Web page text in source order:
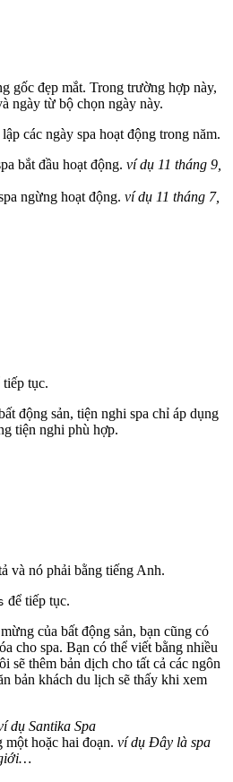
gốc đẹp mắt. Trong trường hợp này,
ngày từ bộ chọn ngày này.
các ngày spa hoạt động trong năm.
bắt đầu hoạt động. ví dụ 11 tháng 9,
ngừng hoạt động. ví dụ 11 tháng 7,
tiếp tục.
động sản, tiện nghi spa chỉ áp dụng
tiện nghi phù hợp.
và nó phải bằng tiếng Anh.
để tiếp tục.
của bất động sản, bạn cũng có
cho spa. Bạn có thể viết bằng nhiều
sẽ thêm bản dịch cho tất cả các ngôn
bản khách du lịch sẽ thấy khi xem
dụ Santika Spa
một hoặc hai đoạn. ví dụ Đây là spa